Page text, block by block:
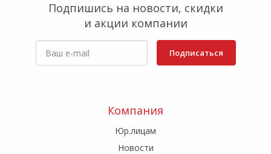
Подпишись на новости, скидки
и акции компании
Подписаться
Компания
Юр.лицам
Новости